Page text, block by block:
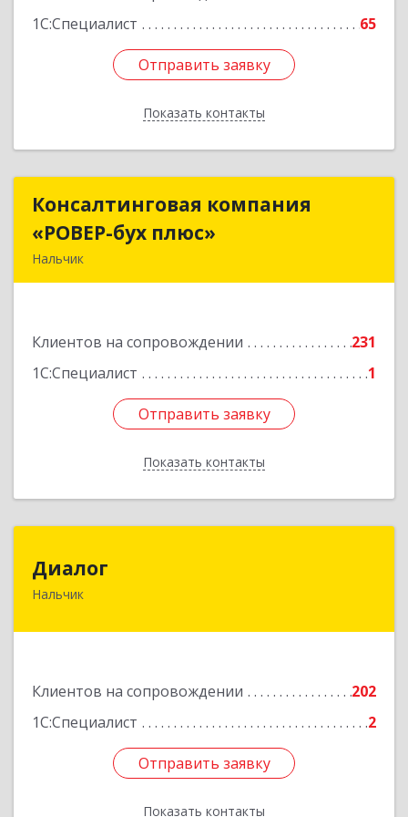
1С:Специалист
65
Отправить заявку
Показать контакты
Отправить заявку
Назад
Консалтинговая компания
«РОВЕР-бух плюс»
Нальчик
Клиентов на сопровождении
231
1С:Специалист
1
Отправить заявку
Показать контакты
Консалтинговая компания
«РОВЕР-бух плюс»
Подробнее
Отправить заявку
Назад
Диалог
Нальчик
Клиентов на сопровождении
202
1С:Специалист
2
Отправить заявку
Показать контакты
360016, Кабардино-Балкарская Респ, Нальчик г,
Отправить заявку
Назад